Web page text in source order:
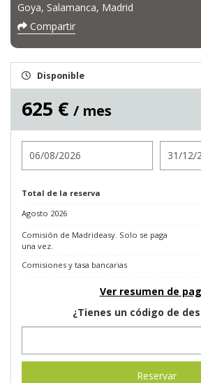
Goya, Salamanca, Madrid
Compartir
Disponible
625 € / mes
Total de la reserva
Agosto 2026
Comisión de Madrideasy. Solo se paga
una vez.
Comisiones y tasa bancarias
Ver resumen de
¿Tienes un código de
Reservar